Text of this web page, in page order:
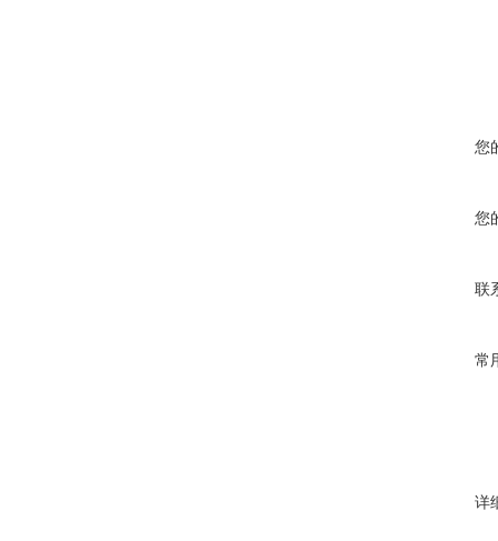
您
您
联
常
详